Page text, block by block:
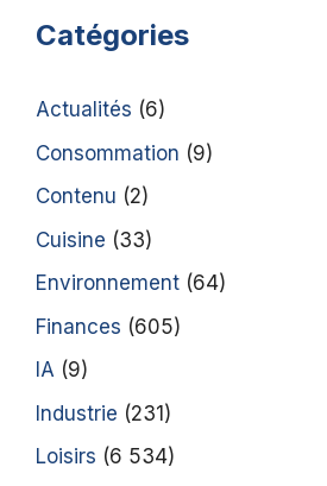
Catégories
Actualités (6)
Consommation (9)
Contenu (2)
Cuisine (33)
Environnement (64)
Finances (605)
IA (9)
Industrie (231)
Loisirs (6 534)